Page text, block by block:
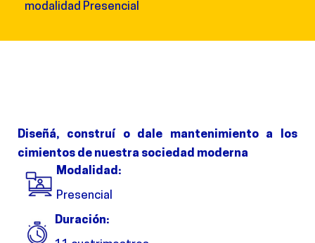
modalidad Presencial
Diseñá, construí o dale mantenimiento a los
cimientos de nuestra sociedad moderna
Modalidad:
Presencial
Duración: